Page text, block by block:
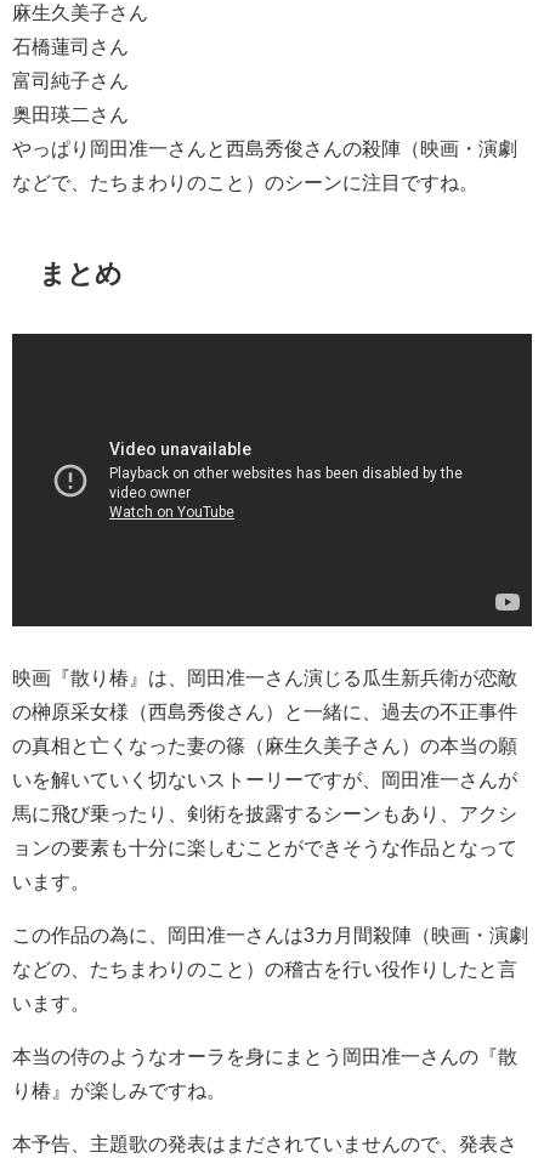
麻生久美子さん
石橋蓮司さん
富司純子さん
奥田瑛二さん
やっぱり岡田准一さんと西島秀俊さんの殺陣（映画・演劇
などで、たちまわりのこと）のシーンに注目ですね。
まとめ
映画『散り椿』は、岡田准一さん演じる瓜生新兵衛が恋敵
の榊原采女様（西島秀俊さん）と一緒に、過去の不正事件
の真相と亡くなった妻の篠（麻生久美子さん）の本当の願
いを解いていく切ないストーリーですが、岡田准一さんが
馬に飛び乗ったり、剣術を披露するシーンもあり、アクシ
ョンの要素も十分に楽しむことができそうな作品となって
います。
この作品の為に、岡田准一さんは3カ月間殺陣（映画・演劇
などの、たちまわりのこと）の稽古を行い役作りしたと言
います。
本当の侍のようなオーラを身にまとう岡田准一さんの『散
り椿』が楽しみですね。
本予告、主題歌の発表はまだされていませんので、発表さ